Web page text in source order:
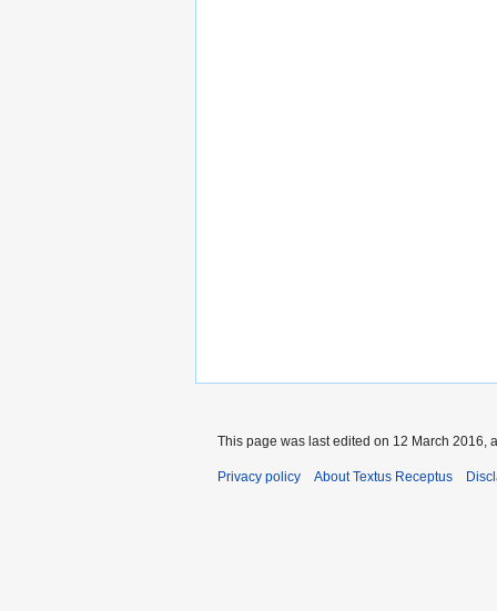
This page was last edited on 12 March 2016,
Privacy policy About Textus Receptus